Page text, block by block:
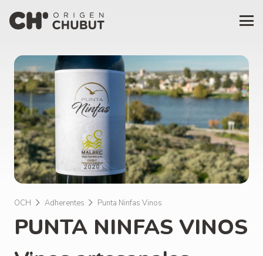
OCH Adherentes Punta Ninfas Vinos
PUNTA NINFAS VINOS